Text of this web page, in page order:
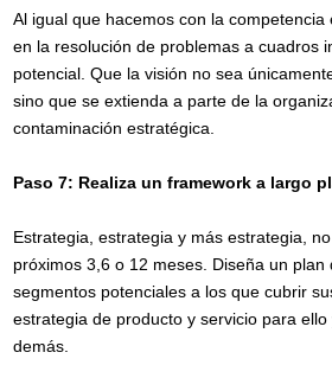
Al igual que hacemos con la
en la resolución de problemas a cuadros
potencial. Que la visión no sea
sino que se extienda a parte de la
contaminación estratégica.
Paso 7: Realiza un framework a largo
Estrategia, estrategia y más estrategia,
próximos 3,6 o 12 meses. Diseña un plan
segmentos potenciales a los que cubrir
estrategia de producto y servicio para
demás.
FMCG (Bienes de
Gran Consumo)
Healthcare
Center
Turismo y ocio
Otros